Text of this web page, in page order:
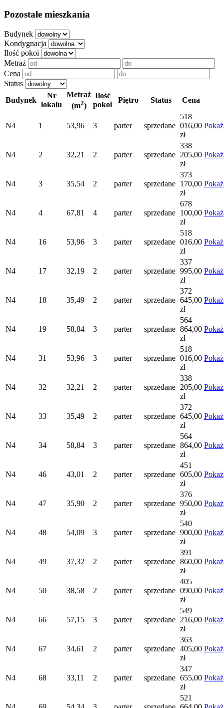
Pozostałe mieszkania
Budynek
Kondygnacja
Ilość pokoi
Metraż
Cena
Status
Budynek
Nr
lokalu
Metraż
(m2)
Ilość
pokoi
Piętro Status Cena
N4 1 53,96 3 parter sprzedane
518
016,00
zł
Pokaż
N4 2 32,21 2 parter sprzedane
338
205,00
zł
Pokaż
N4 3 35,54 2 parter sprzedane
373
170,00
zł
Pokaż
N4 4 67,81 4 parter sprzedane
678
100,00
zł
Pokaż
N4 16 53,96 3 parter sprzedane
518
016,00
zł
Pokaż
N4 17 32,19 2 parter sprzedane
337
995,00
zł
Pokaż
N4 18 35,49 2 parter sprzedane
372
645,00
zł
Pokaż
N4 19 58,84 3 parter sprzedane
564
864,00
zł
Pokaż
N4 31 53,96 3 parter sprzedane
518
016,00
zł
Pokaż
N4 32 32,21 2 parter sprzedane
338
205,00
zł
Pokaż
N4 33 35,49 2 parter sprzedane
372
645,00
zł
Pokaż
N4 34 58,84 3 parter sprzedane
564
864,00
zł
Pokaż
N4 46 43,01 2 parter sprzedane
451
605,00
zł
Pokaż
N4 47 35,90 2 parter sprzedane
376
950,00
zł
Pokaż
N4 48 54,09 3 parter sprzedane
540
900,00
zł
Pokaż
N4 49 37,32 2 parter sprzedane
391
860,00
zł
Pokaż
N4 50 38,58 2 parter sprzedane
405
090,00
zł
Pokaż
N4 66 57,15 3 parter sprzedane
549
216,00
zł
Pokaż
N4 67 34,61 2 parter sprzedane
363
405,00
zł
Pokaż
N4 68 33,11 2 parter sprzedane
347
655,00
zł
Pokaż
521